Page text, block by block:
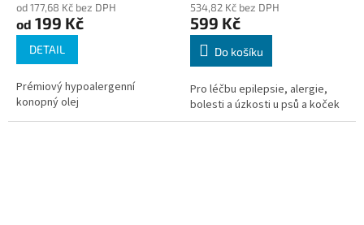
od 177,68 Kč bez DPH
od 199 Kč
DETAIL
Prémiový hypoalergenní
konopný olej
534,82 Kč bez DPH
599 Kč
Do košíku
Pro léčbu epilepsie, alergie,
bolesti a úzkosti u psů a koček